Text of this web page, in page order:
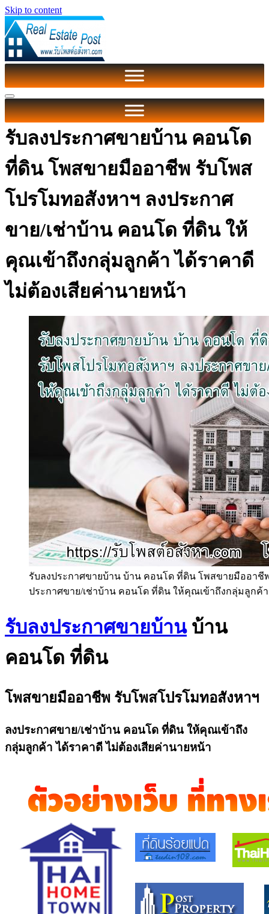
Skip to content
รับลงประกาศขายบ้าน คอนโด
ที่ดิน โพสขายมืออาชีพ รับโพส
โปรโมทอสังหาฯ ลงประกาศ
ขาย/เช่าบ้าน คอนโด ที่ดิน ให้
คุณเข้าถึงกลุ่มลูกค้า ได้ราคาดี
ไม่ต้องเสียค่านายหน้า
รับลงประกาศขายบ้าน บ้าน คอนโด ที่ดิน โพสขายมืออาชี
ประกาศขาย/เช่าบ้าน คอนโด ที่ดิน ให้คุณเข้าถึงกลุ่มลูกค้
รับลงประกาศขายบ้านบ้าน
คอนโด ที่ดิน
โพสขายมืออาชีพ รับโพสโปรโมทอสังหาฯ
ลงประกาศขาย/เช่าบ้าน คอนโด ที่ดิน ให้คุณเข้าถึง
กลุ่มลูกค้า ได้ราคาดี ไม่ต้องเสียค่านายหน้า